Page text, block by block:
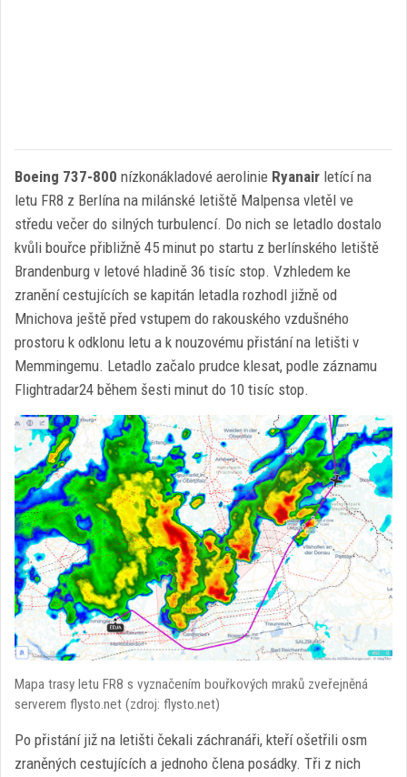
Boeing 737-800 nízkonákladové aerolinie Ryanair letící na
letu FR8 z Berlína na milánské letiště Malpensa vletěl ve
středu večer do silných turbulencí. Do nich se letadlo dostalo
kvůli bouřce přibližně 45 minut po startu z berlínského letiště
Brandenburg v letové hladině 36 tisíc stop. Vzhledem ke
zranění cestujících se kapitán letadla rozhodl jižně od
Mnichova ještě před vstupem do rakouského vzdušného
prostoru k odklonu letu a k nouzovému přistání na letišti v
Memmingemu. Letadlo začalo prudce klesat, podle záznamu
Flightradar24 během šesti minut do 10 tisíc stop.
Mapa trasy letu FR8 s vyznačením bouřkových mraků zveřejněná
serverem flysto.net (zdroj: flysto.net)
Po přistání již na letišti čekali záchranáři, kteří ošetřili osm
zraněných cestujících a jednoho člena posádky. Tři z nich